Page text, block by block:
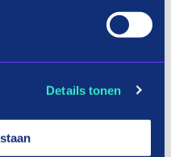
Details tonen
Zo kun jij
vastleggen, en het
achteraf